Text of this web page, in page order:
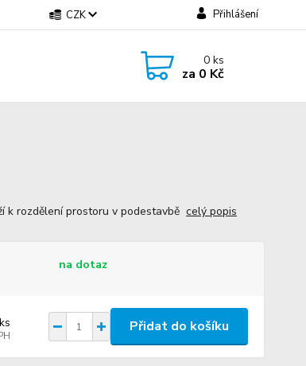
CZK Přihlášení
0ks
za 0 Kč
k rozdělení prostoru v podestavbě celý popis
na dotaz
Přidat do košíku